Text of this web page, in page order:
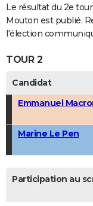
S'inscrire
Se connecter
Lycées
Collèges
Primaires
Universités
Entreprises
Service militaire
Avis de recherche
AVIS DE DÉCÈS
FORUM
Bricolage
Lifestyle
Culture
Sport
Auto
Television
Voyage
Cinema
Le résultat du 2e
Mouton est publié.
l'élection
TOUR 2
Candidat
Emmanuel
Marine Le Pen
Participation au